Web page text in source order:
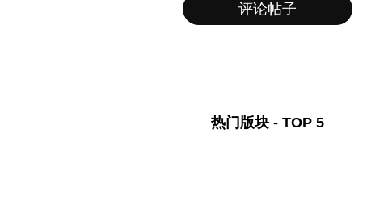
评论帖子
热门版块 - TOP 5